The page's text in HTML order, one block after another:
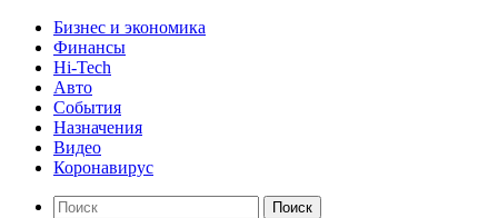
Бизнес и экономика
Финансы
Hi-Tech
Авто
События
Назначения
Видео
Коронавирус
Поиск